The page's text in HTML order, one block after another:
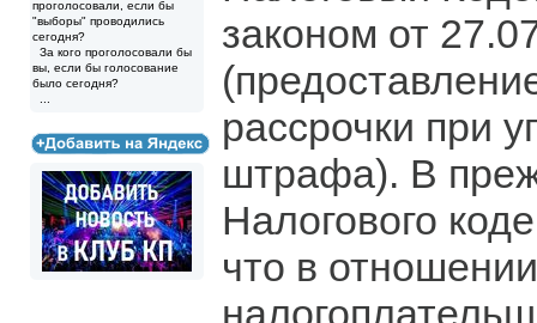
проголосовали, если бы
"выборы" проводились
сегодня?
За кого проголосовали бы
вы, если бы голосование
было сегодня?
законом от
рассрочки при
штрафа). В
Налогового
что в отношении